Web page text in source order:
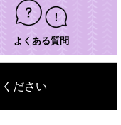
よくある質問
ださい